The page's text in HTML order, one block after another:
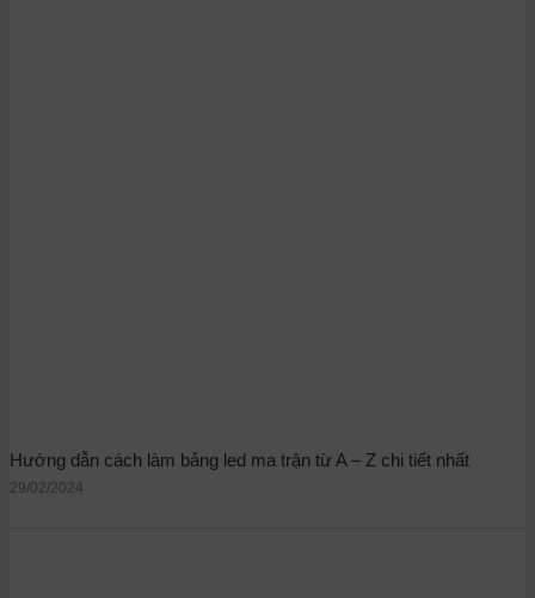
Hướng dẫn cách làm bảng led ma trận từ A – Z chi tiết nhất
29/02/2024